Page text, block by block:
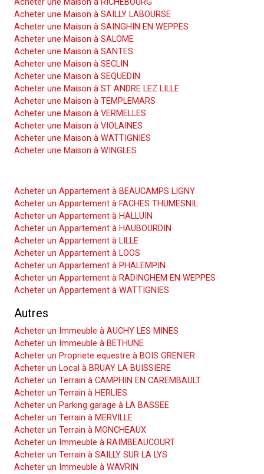
Acheter une Maison à RICHEBOURG
Acheter une Maison à SAILLY LABOURSE
Acheter une Maison à SAINGHIN EN WEPPES
Acheter une Maison à SALOME
Acheter une Maison à SANTES
Acheter une Maison à SECLIN
Acheter une Maison à SEQUEDIN
Acheter une Maison à ST ANDRE LEZ LILLE
Acheter une Maison à TEMPLEMARS
Acheter une Maison à VERMELLES
Acheter une Maison à VIOLAINES
Acheter une Maison à WATTIGNIES
Acheter une Maison à WINGLES
Acheter un Appartement à BEAUCAMPS LIGNY
Acheter un Appartement à FACHES THUMESNIL
Acheter un Appartement à HALLUIN
Acheter un Appartement à HAUBOURDIN
Acheter un Appartement à LILLE
Acheter un Appartement à LOOS
Acheter un Appartement à PHALEMPIN
Acheter un Appartement à RADINGHEM EN WEPPES
Acheter un Appartement à WATTIGNIES
Autres
Acheter un Immeuble à AUCHY LES MINES
Acheter un Immeuble à BETHUNE
Acheter un Propriete equestre à BOIS GRENIER
Acheter un Local à BRUAY LA BUISSIERE
Acheter un Terrain à CAMPHIN EN CAREMBAULT
Acheter un Terrain à HERLIES
Acheter un Parking garage à LA BASSEE
Acheter un Terrain à MERVILLE
Acheter un Terrain à MONCHEAUX
Acheter un Immeuble à RAIMBEAUCOURT
Acheter un Terrain à SAILLY SUR LA LYS
Acheter un Immeuble à WAVRIN